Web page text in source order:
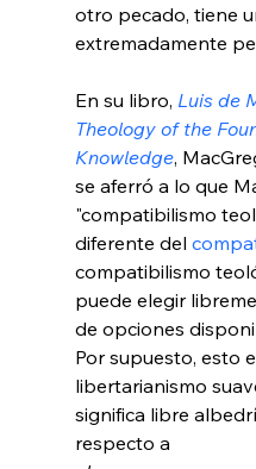
otro pecado, tiene
extremadamente
En su libro, Luis de
Theology of the
Knowledge,
se aferró a lo que
"compatibilismo
diferente del
compatibilismo
puede elegir
de opciones
Por supuesto, esto
libertarianismo
significa libre
respecto a